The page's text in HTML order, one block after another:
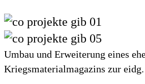
Umbau und Erweiterung eines
Kriegsmaterialmagazins zur